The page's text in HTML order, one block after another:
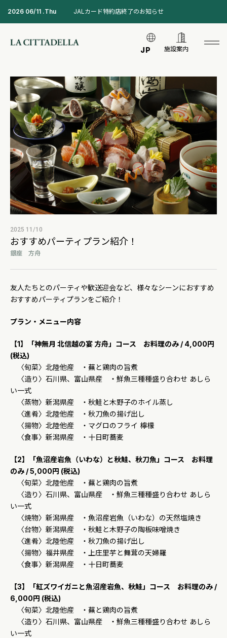
2026 06/11 .Thu JALカード特約店終了のお知らせ
JP 施設案内
2025 11/10
おすすめパーティプラン紹介！
銀座 方舟
友人たちとのパーティや歓送迎会など、様々なシーンにおすすめ
おすすめパーティプランをご紹介！
プラン・メニュー内容
【1】「神無月 北信越の宴 方舟」コース お料理のみ / 4,000円
(税込)
〈旬菜〉北陸他産 ・蕪と鶏肉の旨煮
〈造り〉石川県、富山県産 ・鮮魚三種種盛り合わせ あしら
い一式
〈蒸物〉新潟県産 ・秋鮭と木野子のホイル蒸し
〈進肴〉北陸他産 ・秋刀魚の揚げ出し
〈揚物〉北陸他産 ・マグロのフライ 檸檬
〈食事〉新潟県産 ・十日町蕎麦
【2】「魚沼産岩魚（いわな）と秋鮭、秋刀魚」コース お料理
のみ / 5,000円 (税込)
〈旬菜〉北陸他産 ・蕪と鶏肉の旨煮
〈造り〉石川県、富山県産 ・鮮魚三種種盛り合わせ あしら
い一式
〈焼物〉新潟県産 ・魚沼産岩魚（いわな）の天然塩焼き
〈台物〉新潟県産 ・秋鮭と木野子の陶板味噌焼き
〈進肴〉北陸他産 ・秋刀魚の揚げ出し
〈揚物〉福井県産 ・上庄里芋と舞茸の天婦羅
〈食事〉新潟県産 ・十日町蕎麦
【3】「紅ズワイガニと魚沼産岩魚、秋鮭」コース お料理のみ /
6,000円 (税込)
〈旬菜〉北陸他産 ・蕪と鶏肉の旨煮
〈造り〉石川県、富山県産 ・鮮魚三種種盛り合わせ あしら
い一式